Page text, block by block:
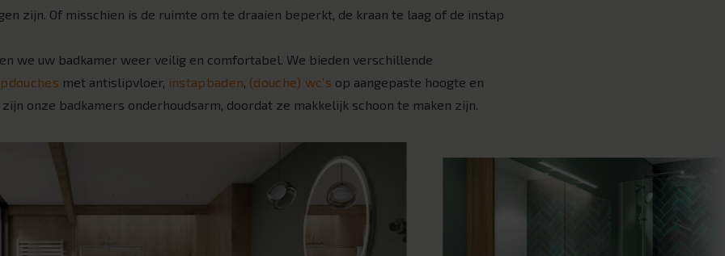
zijn. Of misschien is de ruimte om te draaien beperkt, de kraan te laag of de instap
we uw badkamer weer veilig en comfortabel. We bieden verschillende
met antislipvloer, instapbaden, (douche) wc’s op aangepaste hoogte en
zijn onze badkamers onderhoudsarm, doordat ze makkelijk schoon te maken zijn.